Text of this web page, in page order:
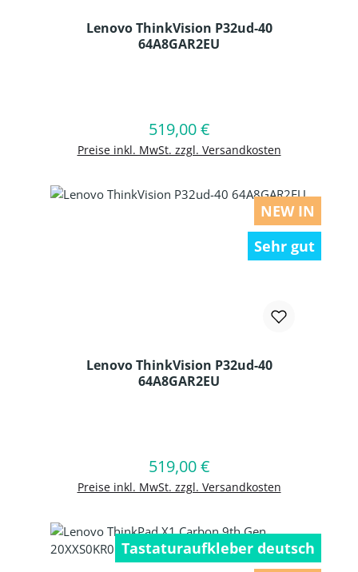
Lenovo ThinkVision P32ud-40
64A8GAR2EU
Regulärer Preis:
519,00 €
Preise inkl. MwSt. zzgl. Versandkosten
In den Warenkorb
NEW IN
Sehr gut
Lenovo ThinkVision P32ud-40
64A8GAR2EU
Regulärer Preis:
519,00 €
Preise inkl. MwSt. zzgl. Versandkosten
In den Warenkorb
Tastaturaufkleber deutsch